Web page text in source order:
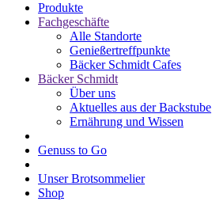
Produkte
Fachgeschäfte
Alle Standorte
Genießertreffpunkte
Bäcker Schmidt Cafes
Bäcker Schmidt
Über uns
Aktuelles aus der Backstube
Ernährung und Wissen
Genuss to Go
Unser Brotsommelier
Shop